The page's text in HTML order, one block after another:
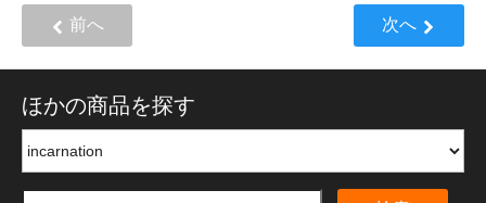
前へ 次へ
ほかの商品を探す